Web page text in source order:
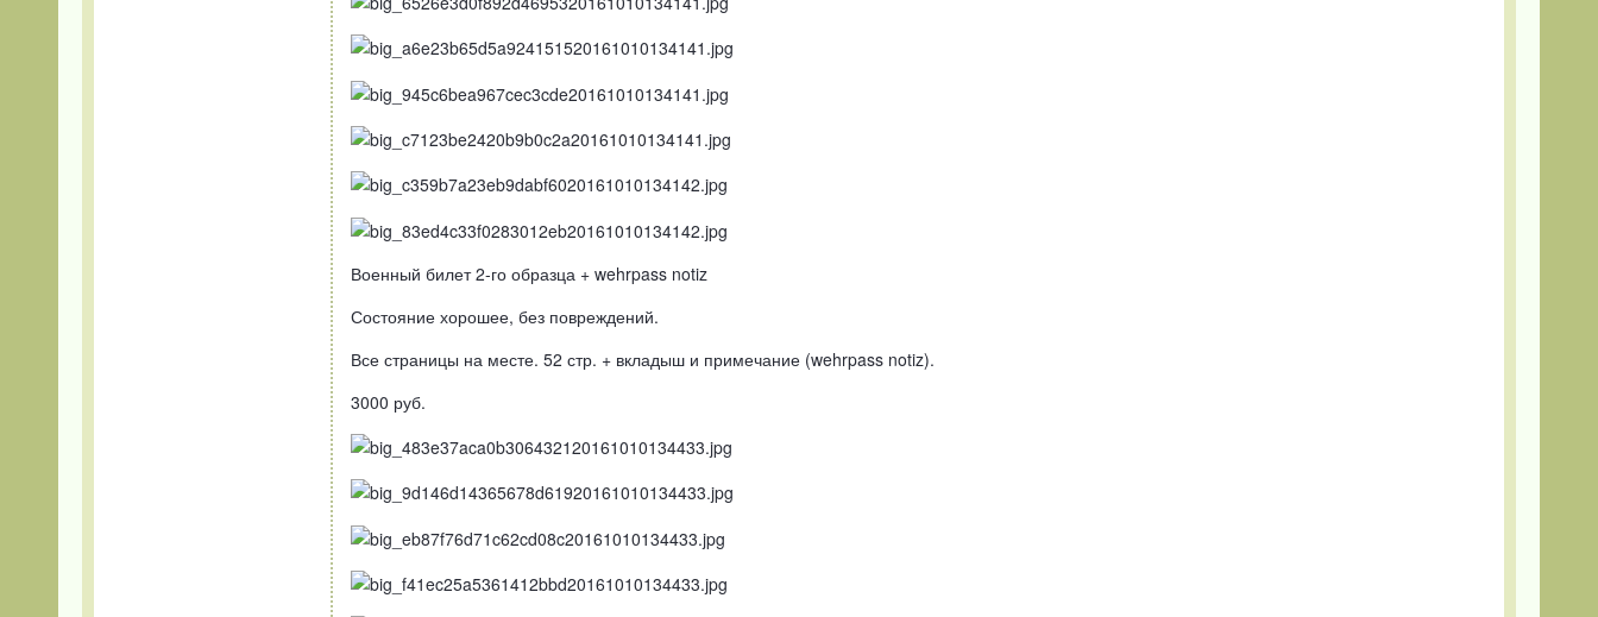
Военный билет 2-го образца + wehrpass notiz
Состояние хорошее, без повреждений.
Все страницы на месте. 52 стр. + вкладыш и примечание (wehrpass notiz).
3000 руб.